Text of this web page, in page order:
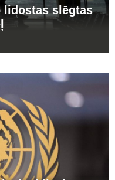
lidostas slēgtas